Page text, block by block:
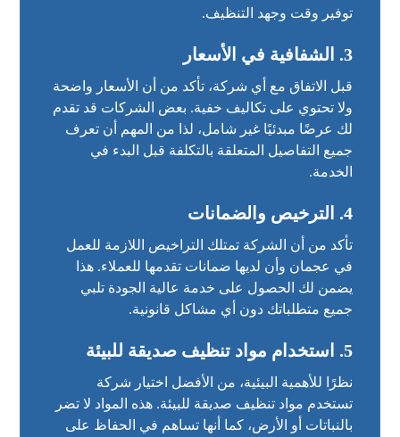
توفير وقت وجهد التنظيف.
3. الشفافية في الأسعار
قبل الاتفاق مع أي شركة، تأكد من أن الأسعار واضحة
ولا تحتوي على تكاليف خفية. بعض الشركات قد تقدم
لك عرضًا مبدئيًا غير شامل، لذا من المهم أن تعرف
جميع التفاصيل المتعلقة بالتكلفة قبل البدء في
الخدمة.
4. الترخيص والضمانات
تأكد من أن الشركة تمتلك التراخيص اللازمة للعمل
في عجمان وأن لديها ضمانات تقدمها للعملاء. هذا
يضمن لك الحصول على خدمة عالية الجودة تلبي
جميع متطلباتك دون أي مشاكل قانونية.
5. استخدام مواد تنظيف صديقة للبيئة
نظرًا للأهمية البيئية، من الأفضل اختيار شركة
تستخدم مواد تنظيف صديقة للبيئة. هذه المواد لا تضر
بالنباتات أو الأرض، كما أنها تساهم في الحفاظ على